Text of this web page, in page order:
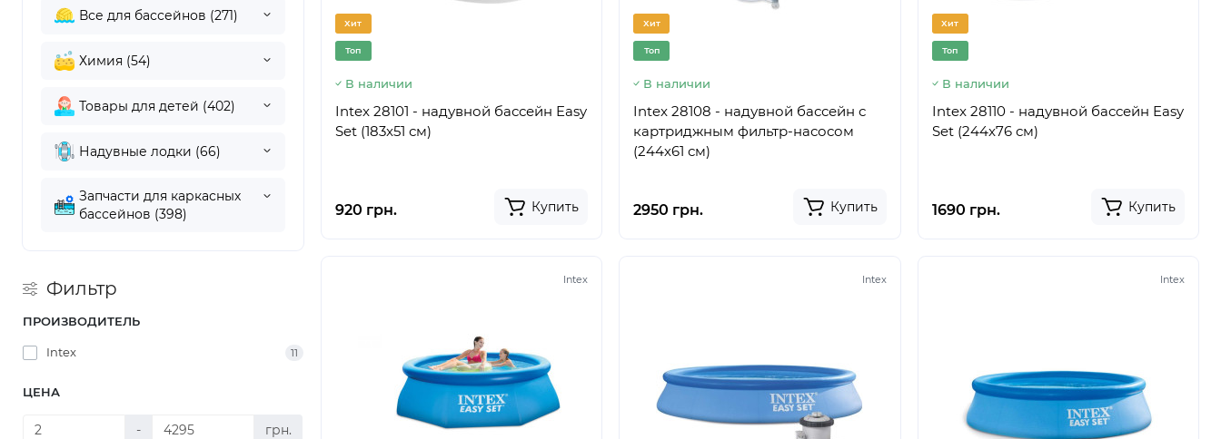
Все для бассейнов (271)
Химия (54)
Товары для детей (402)
Надувные лодки (66)
Запчасти для каркасных
бассейнов (398)
Фильтр
ПРОИЗВОДИТЕЛЬ
Intex 11
ЦЕНА
- грн.
Хит
Топ
В наличии
Intex 28101 - надувной бассейн Easy
Set (183x51 см)
920 грн. Купить
Хит
Топ
В наличии
Intex 28108 - надувной бассейн с
картриджным фильтр-насосом
(244х61 см)
2950 грн. Купить
Хит
Топ
В наличии
Intex 28110 - надувной бассейн Easy
Set (244x76 см)
1690 грн. Купить
Intex Intex Intex